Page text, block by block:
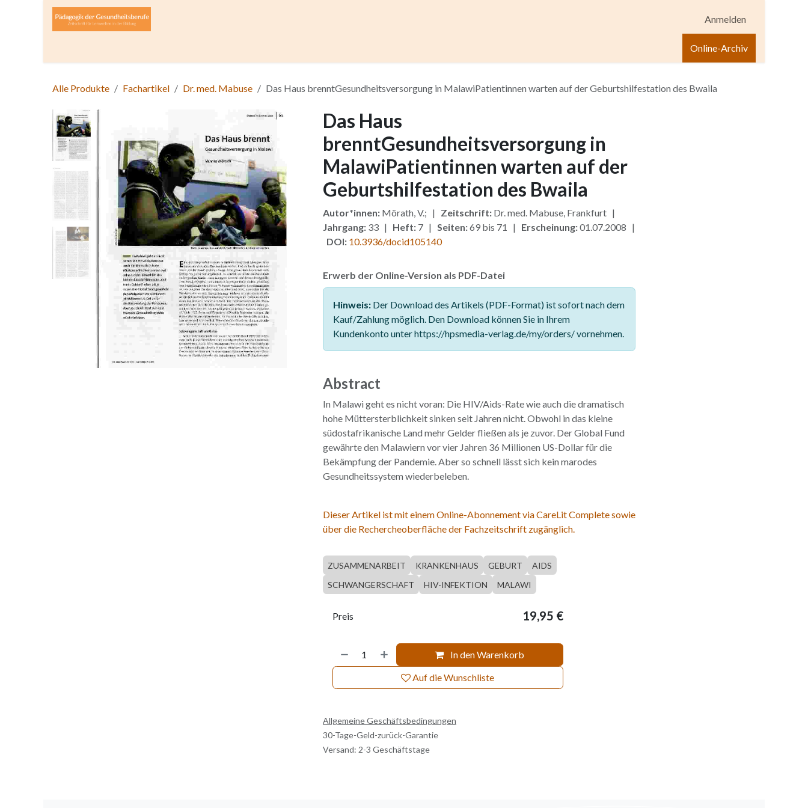
Zum Inhalt springen
Anmelden
Online-Archiv
Alle Produkte Fachartikel Dr. med. Mabuse Das Haus brenntGesundheitsversorgung in MalawiPatientinnen warten auf der Geburtshilfestation des Bwaila
Das Haus
brenntGesundheitsversorgung in
MalawiPatientinnen warten auf der
Geburtshilfestation des Bwaila
Autor*innen:Mörath, V.; | Zeitschrift:Dr. med. Mabuse, Frankfurt |
Jahrgang:33 | Heft:7 | Seiten:69 bis 71 | Erscheinung:01.07.2008 |
DOI: 10.3936/docid105140
Erwerb der Online-Version als PDF-Datei
Hinweis:Der Download des Artikels (PDF-Format) ist sofort nach dem
Kauf/Zahlung möglich. Den Download können Sie in Ihrem
Kundenkonto unter https://hpsmedia-verlag.de/my/orders/ vornehmen.
Abstract
In Malawi geht es nicht voran: Die HIV/Aids-Rate wie auch die dramatisch
hohe Müttersterblichkeit sinken seit Jahren nicht. Obwohl in das kleine
südostafrikanische Land mehr Gelder fließen als je zuvor. Der Global Fund
gewährte den Malawiern vor vier Jahren 36 Millionen US-Dollar für die
Bekämpfung der Pandemie. Aber so schnell lässt sich kein marodes
Gesundheitssystem wiederbeleben.
Dieser Artikel ist mit einem Online-Abonnement via CareLit Complete sowie
über die Rechercheoberfläche der Fachzeitschrift zugänglich.
ZUSAMMENARBEIT KRANKENHAUS GEBURT
AIDS
SCHWANGERSCHAFT
HIV-INFEKTION MALAWI
In den Warenkorb
Auf die Wunschliste
Preis 19,95 €
Allgemeine Geschäftsbedingungen
30-Tage-Geld-zurück-Garantie
Versand: 2-3 Geschäftstage